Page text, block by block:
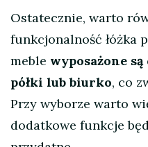
Ostatecznie, warto
funkcjonalność łóżka
meble wyposażone
półki lub biurko, co
Przy wyborze warto
dodatkowe funkcje